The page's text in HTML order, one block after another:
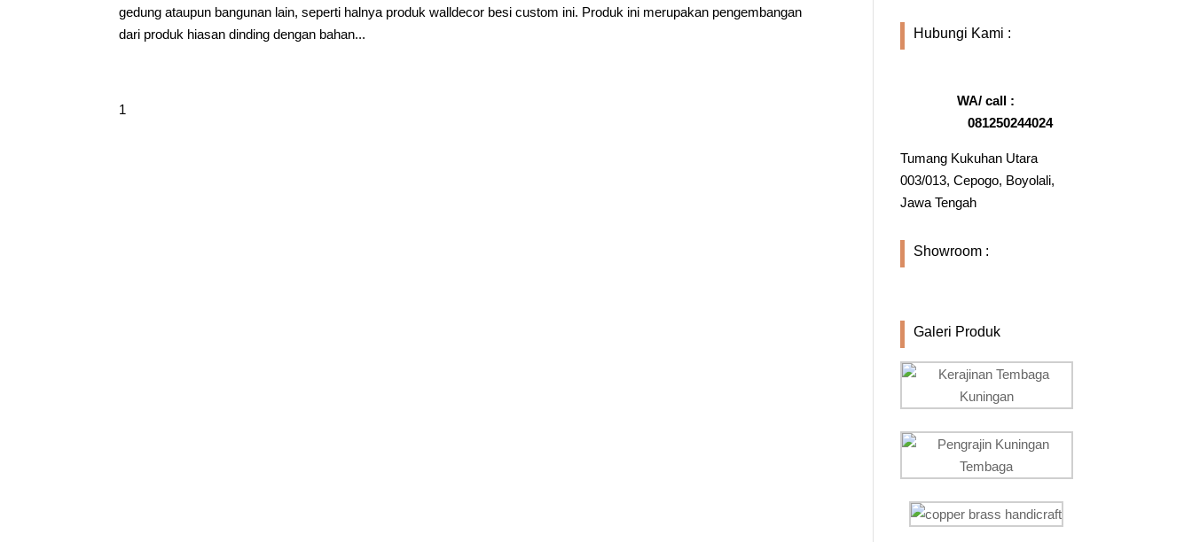
gedung ataupun bangunan lain, seperti halnya produk walldecor besi custom ini. Produk ini merupakan pengembangan
dari produk hiasan dinding dengan bahan...
1
Hubungi Kami :
WA/ call :
081250244024
Tumang Kukuhan Utara
003/013, Cepogo, Boyolali,
Jawa Tengah
Showroom :
Galeri Produk